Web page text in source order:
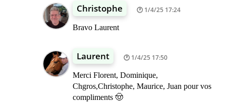
Christophe 1/4/25 17:24
Bravo Laurent
Laurent 1/4/25 17:50
Merci Florent, Dominique,
Chgros,Christophe, Maurice, Juan pour vos
compliments 🤠